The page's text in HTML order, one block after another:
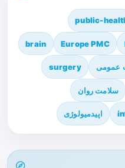
public-
Europe PMC
brain
عمومی surgery
سلامت روان
اپیدمیولوژی